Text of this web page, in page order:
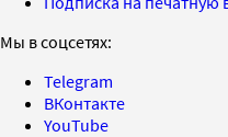
Мы в соцсетях:
Telegram
ВКонтакте
YouTube